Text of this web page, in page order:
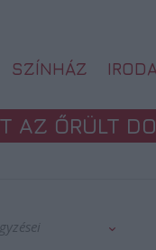
SZÍNHÁZ
AZ ŐRÜLT